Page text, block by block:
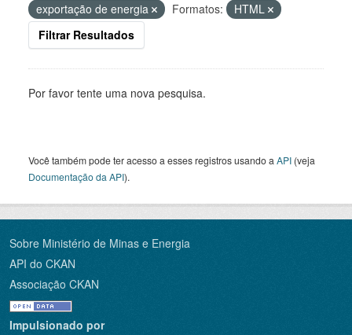
exportação de energia
Formatos:
HTML
Filtrar Resultados
Por favor tente uma nova pesquisa.
Você também pode ter acesso a esses registros usando a API (veja
Documentação da API).
Sobre Ministério de Minas e Energia
API do CKAN
Associação CKAN
Impulsionado por